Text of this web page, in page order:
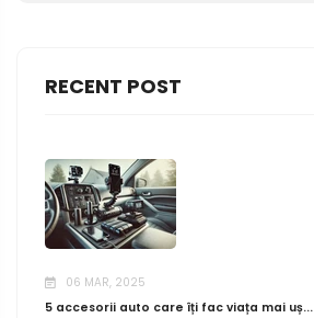
RECENT POST
06 MAR, 2025
5 accesorii auto care îți fac viața mai uș...